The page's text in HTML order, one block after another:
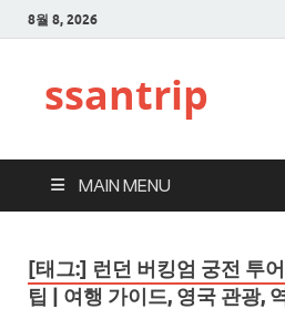
8월 8, 2026
ssantrip
MAIN MENU
[태그:] 런던 버킹엄 궁전 투
팁 | 여행 가이드, 영국 관광,